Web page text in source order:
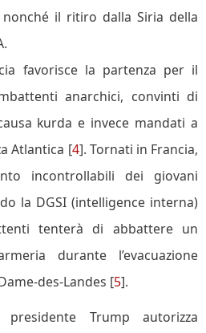
il ritiro dalla Siria della
favorisce la partenza per il
anarchici, convinti di
kurda e invece mandati a
Atlantica [4]. Tornati in Francia,
incontrollabili dei giovani
la DGSI (intelligence interna)
tenterà di abbattere un
durante l’evacuazione
des-Landes [5].
Trump autorizza